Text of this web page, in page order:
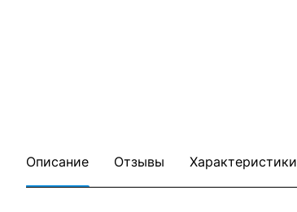
Описание Отзывы Характеристики